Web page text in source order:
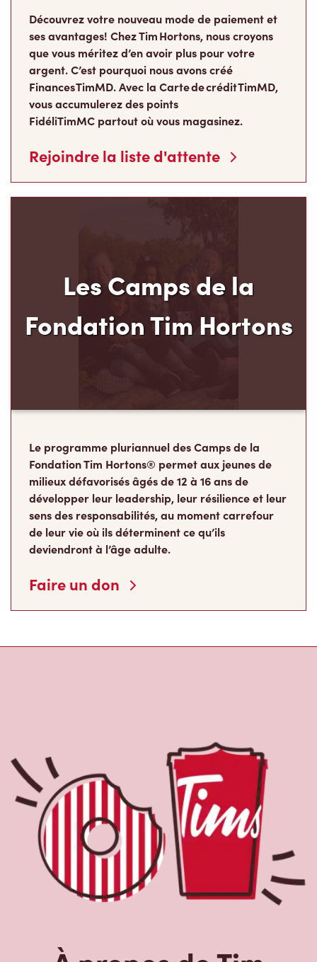
Découvrez votre nouveau mode de paiement et
ses avantages! Chez Tim Hortons, nous croyons
que vous méritez d’en avoir plus pour votre
argent. C’est pourquoi nous avons créé
Finances TimMD. Avec la Carte de crédit TimMD,
vous accumulerez des points
FidéliTimMC partout où vous magasinez.
Rejoindre la liste d'attente
Les Camps de la
Fondation Tim Hortons
Le programme pluriannuel des Camps de la
Fondation Tim Hortons® permet aux jeunes de
milieux défavorisés âgés de 12 à 16 ans de
développer leur leadership, leur résilience et leur
sens des responsabilités, au moment carrefour
de leur vie où ils déterminent ce qu’ils
deviendront à l’âge adulte.
Faire un don